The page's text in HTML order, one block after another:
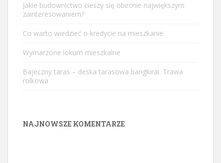
Jakie budownictwo cieszy się obecnie największym
zainteresowaniem?
Co warto wiedzieć o kredycie na mieszkanie
Wymarzone lokum mieszkalne
Bajeczny taras – deska tarasowa bangkirai. Trawa
rolkowa
NAJNOWSZE KOMENTARZE